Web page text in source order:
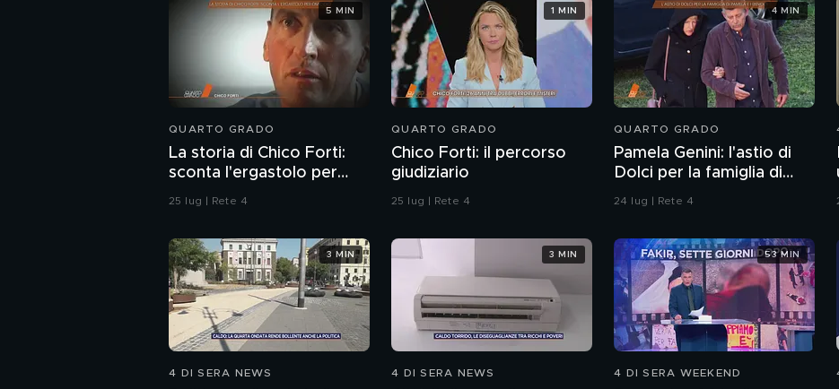
QUARTO GRADO
La storia di Chico Forti:
sconta l'ergastolo per
omicidio
25 lug | Rete 4
5 MIN
QUARTO GRADO
Chico Forti: il percorso
giudiziario
25 lug | Rete 4
1 MIN
QUARTO GRADO
Pamela Genini: l'astio di
Dolci per la famiglia di
Pamela
24 lug | Rete 4
4 MIN
4 DI SERA NEWS
3 MIN
4 DI SERA NEWS
3 MIN
4 DI SERA WEEKEND
53 MIN